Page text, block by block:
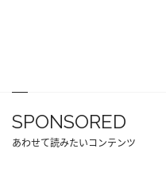
SPONSORED
あわせて読みたいコンテンツ